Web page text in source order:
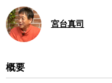
宮台真司
概要